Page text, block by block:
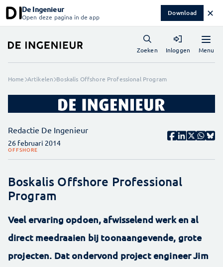
De Ingenieur
Open deze pagina in de app Download ✕
Menu
Zoeken Inloggen
Home Artikelen Boskalis Offshore Professional Program
Redactie De Ingenieur
26 februari 2014
OFFSHORE
Boskalis Offshore Professional
Program
Veel ervaring opdoen, afwisselend werk en al
direct meedraaien bij toonaangevende, grote
projecten. Dat ondervond project engineer Jim